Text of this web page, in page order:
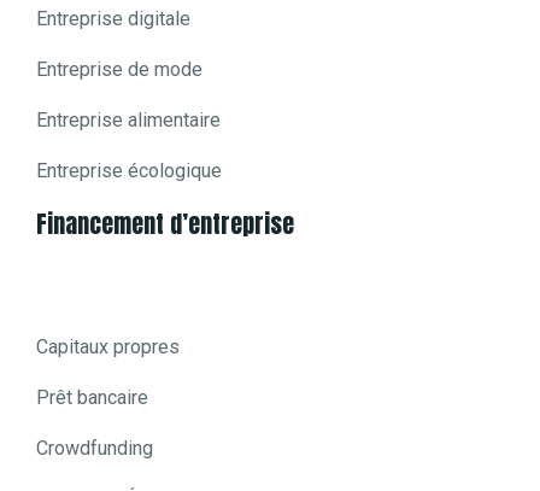
Entreprise digitale
Entreprise de mode
Entreprise alimentaire
Entreprise écologique
Financement d’entreprise
Capitaux propres
Prêt bancaire
Crowdfunding